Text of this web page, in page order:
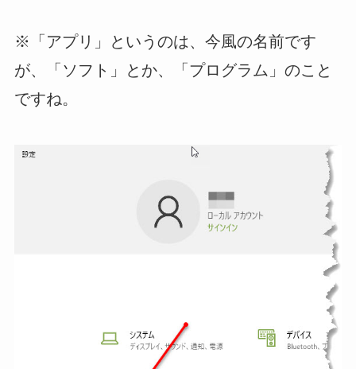
※「アプリ」というのは、今風の名前です
が、「ソフト」とか、「プログラム」のこと
ですね。